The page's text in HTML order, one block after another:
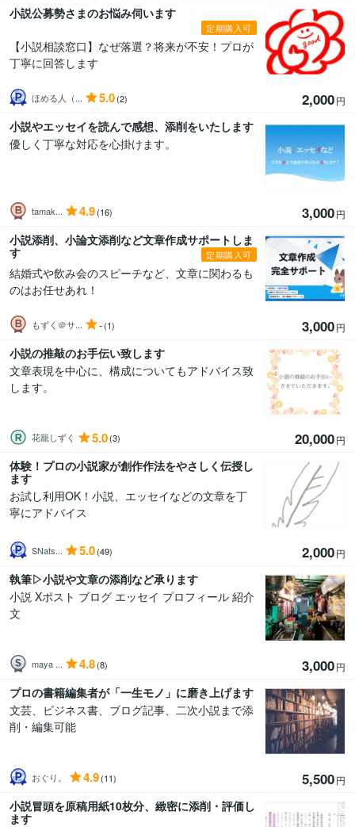
小説公募勢さまのお悩み伺います
定期購入可
【小説相談窓口】なぜ落選？将来が不安！プロが
丁寧に回答します
ほめる人（... 5.0(2) 2,000円
小説やエッセイを読んで感想、添削をいたします
優しく丁寧な対応を心掛けます。
tamak... 4.9(16) 3,000円
小説添削、小論文添削など文章作成サポートしま
す
定期購入可
結婚式や飲み会のスピーチなど、文章に関わるも
のはお任せあれ！
もずく＠サ... -(1) 3,000円
小説の推敲のお手伝い致します
文章表現を中心に、構成についてもアドバイス致
します。
花籠しずく 5.0(3) 20,000円
体験！プロの小説家が創作作法をやさしく伝授し
ます
お試し利用OK！小説、エッセイなどの文章を丁
寧にアドバイス
SNats... 5.0(49) 2,000円
執筆▷小説や文章の添削など承ります
小説 Xポスト ブログ エッセイ プロフィール 紹介
文
maya ... 4.8(8) 3,000円
プロの書籍編集者が「一生モノ」に磨き上げます
文芸、ビジネス書、ブログ記事、二次小説まで添
削・編集可能
おぐり。 4.9(11) 5,500円
小説冒頭を原稿用紙10枚分、緻密に添削・評価し
ます